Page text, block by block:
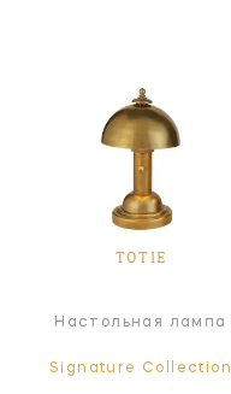
TOTIE
Настольная лампа
Signature Collection